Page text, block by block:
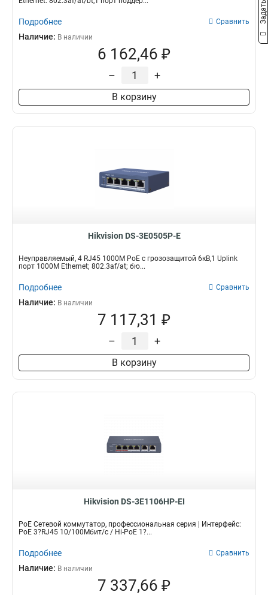
Подробнее Сравнить
Наличие: В наличии
6 162,46 ₽
– +
В корзину
Hikvision DS-3E0505P-E
Неуправляемый, 4 RJ45 1000M PoE с грозозащитой 6кВ,1 Uplink
порт 1000М Ethernet; 802.3af/at; бю...
Подробнее Сравнить
Наличие: В наличии
7 117,31 ₽
– +
В корзину
Hikvision DS-3E1106HP-EI
PoE Сетевой коммутатор, профессиональная серия | Интерфейс:
PoE 3?RJ45 10/100Мбит/с / Hi-PoE 1?...
Подробнее Сравнить
Наличие: В наличии
7 337,66 ₽